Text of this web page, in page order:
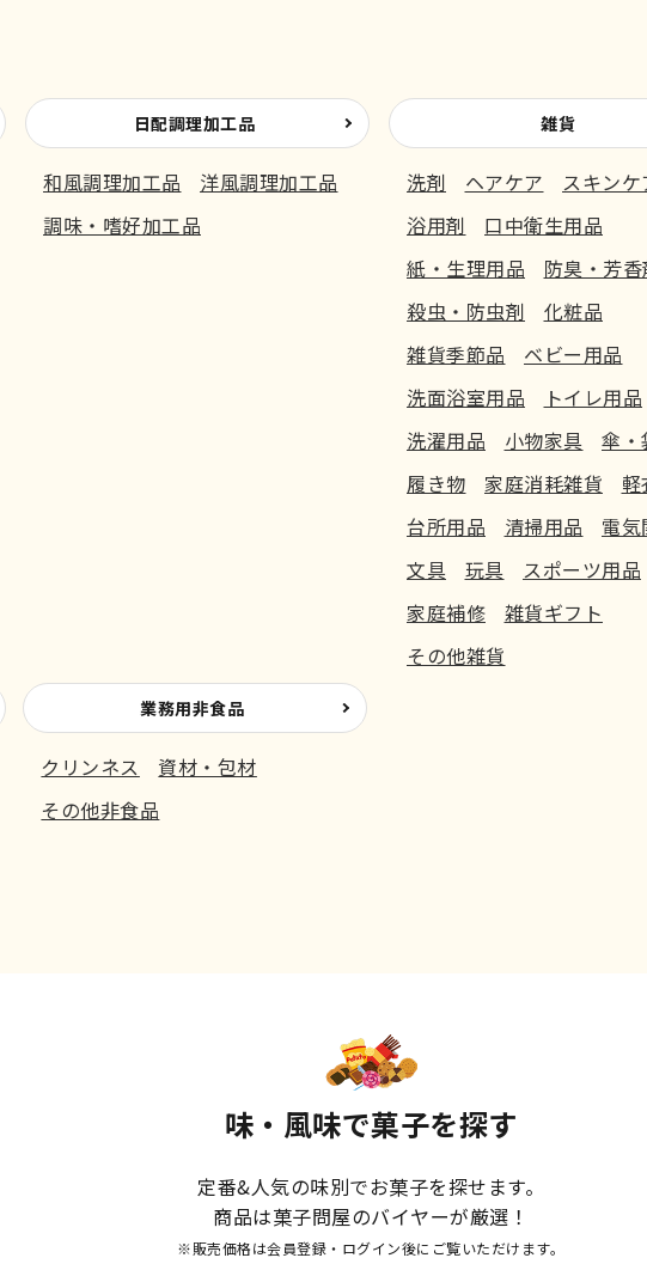
日配調理加工品
和風調理加工品
洋風調理加工品
調味・嗜好加工品
雑貨
洗剤 ヘアケア
スキンケ
浴用剤
口中衛生用品
紙・生理用品
防臭・芳香
殺虫・防虫剤
化粧品
雑貨季節品
ベビー用品
洗面浴室用品
トイレ用品
洗濯用品
小物家具
傘・
履き物
家庭消耗雑貨
軽
台所用品
清掃用品
電気
文具
玩具
スポーツ用品
家庭補修
雑貨ギフト
その他雑貨
業務用非食品
クリンネス
資材・包材
その他非食品
味・風味で菓子を探す
定番&人気の味別でお菓子を探せます。
商品は菓子問屋のバイヤーが厳選！
※販売価格は会員登録・ログイン後にご覧いただけます。